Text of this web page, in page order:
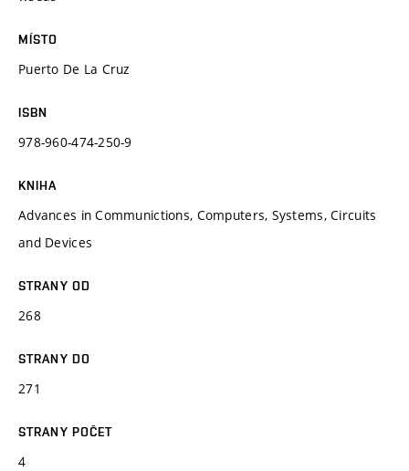
MÍSTO
Puerto De La Cruz
ISBN
978-960-474-250-9
KNIHA
Advances in Communictions, Computers, Systems, Circuits
and Devices
STRANY OD
268
STRANY DO
271
STRANY POČET
4